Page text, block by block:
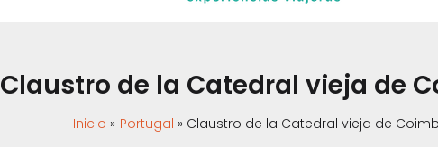
Claustro de la Catedral vieja de
Inicio Portugal Claustro de la Catedral vieja de